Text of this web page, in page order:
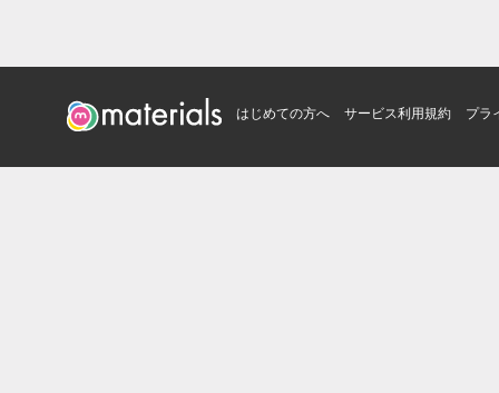
はじめての方へ サービス利用規約 プラ